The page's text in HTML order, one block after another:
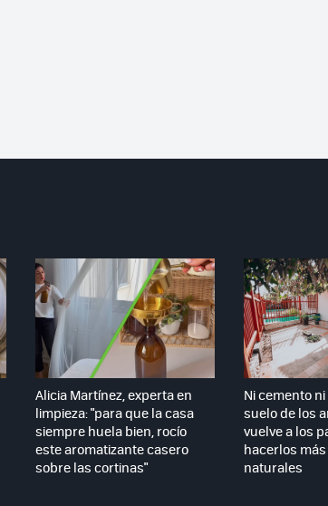
Alicia Martínez, experta en
limpieza: "para que la casa
siempre huela bien, rocío
este aromatizante casero
sobre las cortinas"
Ni cemento
suelo de los
vuelve a los
hacerlos
naturales